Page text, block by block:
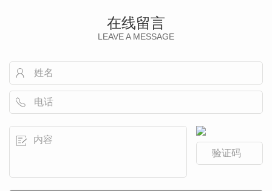
在线留言
LEAVE A MESSAGE